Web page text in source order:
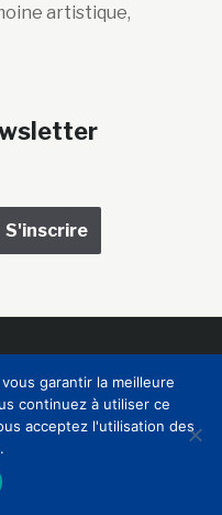
artistique,
&
France
garantir la meilleure
continuez à utiliser ce
acceptez l'utilisation des